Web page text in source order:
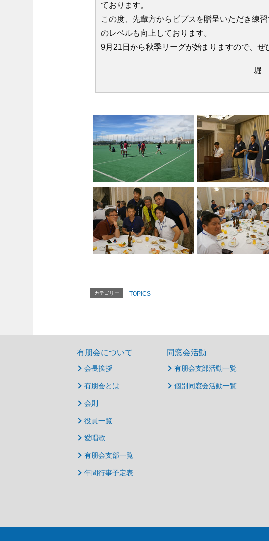
ております。
この度、先輩方からビプスを贈呈いただき練
のレベルも向上しております。
9月21日から秋季リーグが始まりますので、ぜ
堀
カテゴリー TOPICS
有朋会について
会長挨拶
有朋会とは
会則
役員一覧
愛唱歌
有朋会支部一覧
年間行事予定表
同窓会活動
有朋会支部活動一覧
個別同窓会活動一覧